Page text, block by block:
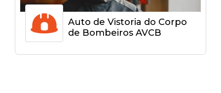
Auto de Vistoria do Corpo
de Bombeiros AVCB